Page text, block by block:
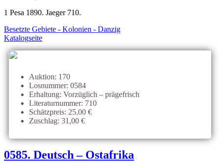
1 Pesa 1890. Jaeger 710.
Besetzte Gebiete - Kolonien - Danzig
Katalogseite
Auktion: 170
Losnummer: 0584
Erhaltung: Vorzüglich – prägefrisch
Literaturnummer: 710
Schätzpreis: 25,00 €
Zuschlag: 31,00 €
0585. Deutsch – Ostafrika